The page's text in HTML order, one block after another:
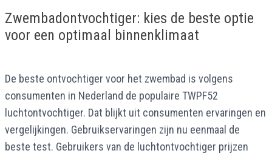
Zwembadontvochtiger: kies de beste optie
voor een optimaal binnenklimaat
De beste ontvochtiger voor het zwembad is volgens
consumenten in Nederland de populaire TWPF52
luchtontvochtiger. Dat blijkt uit consumenten ervaringen en
vergelijkingen. Gebruikservaringen zijn nu eenmaal de
beste test. Gebruikers van de luchtontvochtiger prijzen